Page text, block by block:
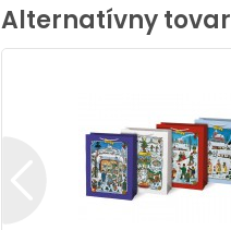
Alternatívny tovar